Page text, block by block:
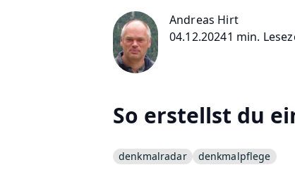
Andreas Hirt
04.12.20241 min.
So erstellst du
denkmalradar denkmalpflege